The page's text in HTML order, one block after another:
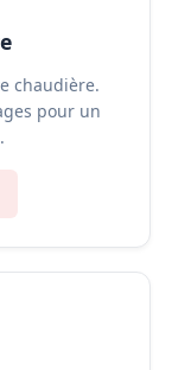
chaudière.
pour un